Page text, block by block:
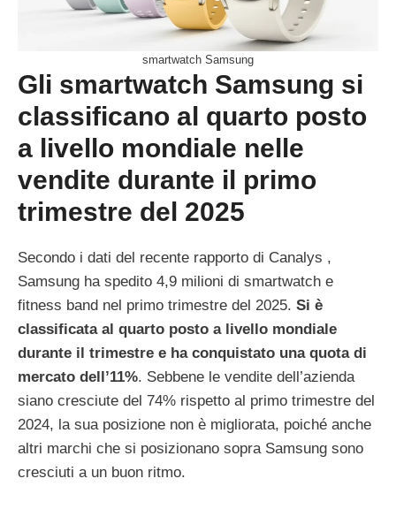
smartwatch Samsung
Gli smartwatch Samsung si
classificano al quarto posto
a livello mondiale nelle
vendite durante il primo
trimestre del 2025
Secondo i dati del recente rapporto di Canalys ,
Samsung ha spedito 4,9 milioni di smartwatch e
fitness band nel primo trimestre del 2025. Si è
classificata al quarto posto a livello mondiale
durante il trimestre e ha conquistato una quota di
mercato dell’11%. Sebbene le vendite dell’azienda
siano cresciute del 74% rispetto al primo trimestre del
2024, la sua posizione non è migliorata, poiché anche
altri marchi che si posizionano sopra Samsung sono
cresciuti a un buon ritmo.